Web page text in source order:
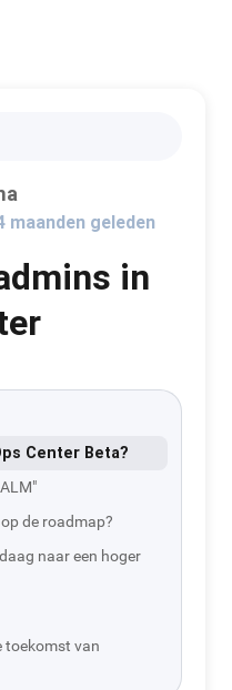
maanden geleden
in
Center Beta?
de roadmap?
naar een hoger
toekomst van